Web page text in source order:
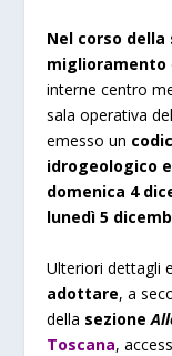
Nel corso
miglioramento
interne centro
sala operativa
emesso un
idrogeologico
domenica 4
lunedì 5
Ulteriori dettagli
adottare, a
della sezione
Toscana,